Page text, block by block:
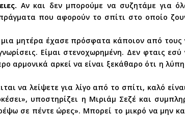
Αν και δεν μπορούμε να συζητάμε για
που αφορούν το σπίτι στο οποίο
μητέρα έχασε πρόσφατα κάποιον από τους
Είμαι στενοχωρημένη. Δεν φταις εσύ
αρμονικά αρκεί να είναι ξεκάθαρο ότι η
να λείψετε για λίγο από το σπίτι, καλό
υποστηρίζει η Μιριάμ Σεζέ και
σε πέντε ώρες». Μπορεί το μικρό να μην